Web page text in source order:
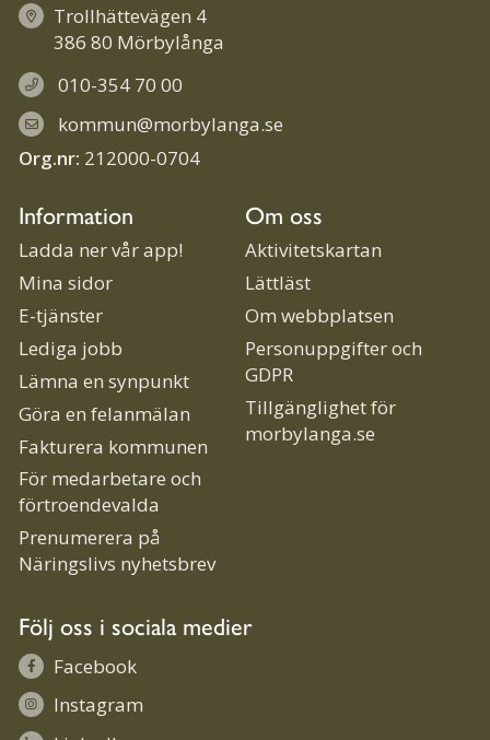
Trollhättevägen 4
386 80 Mörbylånga
010-354 70 00
kommun@morbylanga.se
Org.nr: 212000-0704
Information
Ladda ner vår app!
Mina sidor
E-tjänster
Lediga jobb
Lämna en synpunkt
Göra en felanmälan
Fakturera kommunen
För medarbetare och
förtroendevalda
Prenumerera på
Näringslivs nyhetsbrev
Om oss
Aktivitetskartan
Lättläst
Om webbplatsen
Personuppgifter och
GDPR
Tillgänglighet för
morbylanga.se
Följ oss i sociala medier
Facebook
Instagram